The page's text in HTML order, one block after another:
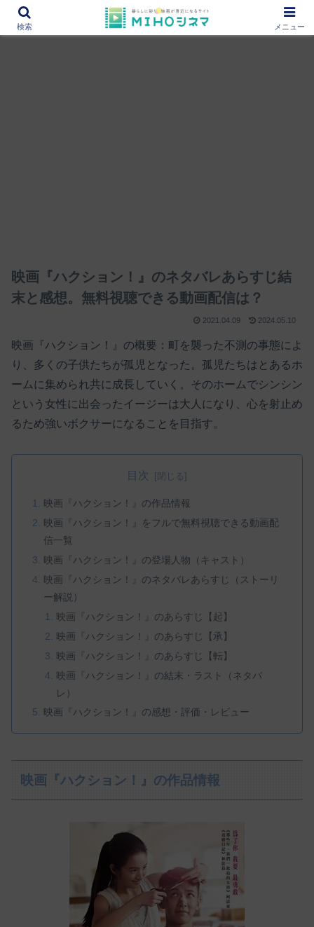
12000作品を紹介！あなたの映画図書館『MIHOシネマ』
映画『ハクション！』のネタバレあらすじ結
末と感想。無料視聴できる動画配信は？
2021.04.09 2024.05.10
映画『ハクション！』の概要：町を襲った不測の事態によ
り、多くの子供たちが孤児となった。孤児たちはとあるホ
ームに集められ共に成長していく。そのホームでシンシン
という女性に出会ったイージーは大人になり、心を射止め
るため強いボクサーになることを目指す。
目次
映画『ハクション！』の作品情報
映画『ハクション！』をフルで無料視聴できる動画配
信一覧
映画『ハクション！』の登場人物（キャスト）
映画『ハクション！』のネタバレあらすじ（ストーリ
ー解説）
映画『ハクション！』のあらすじ【起】
映画『ハクション！』のあらすじ【承】
映画『ハクション！』のあらすじ【転】
映画『ハクション！』の結末・ラスト（ネタバ
レ）
映画『ハクション！』の感想・評価・レビュー
映画『ハクション！』の作品情報
検索 メニュー